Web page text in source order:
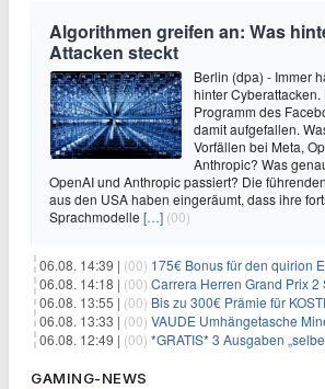
Algorithmen greifen an: Was
Attacken steckt
Berlin (dpa) - Immer
hinter
Programm des
damit aufgefallen.
Vorfällen bei Meta,
Anthropic? Was
OpenAI und Anthropic passiert? Die
aus den USA haben eingeräumt, dass ihre
Sprachmodelle […] (00)
06.08. 14:39 | (00) 175€ Bonus für den quirion
06.08. 14:18 | (00) Carrera Herren Grand Prix 2
06.08. 13:55 | (00) Bis zu 300€ Prämie für KOSTENLOSES Girokonto bei
06.08. 13:33 | (00) VAUDE Umhängetasche Mineo
06.08. 12:49 | (00) *GRATIS* 3 Ausgaben „selber
GAMING-NEWS